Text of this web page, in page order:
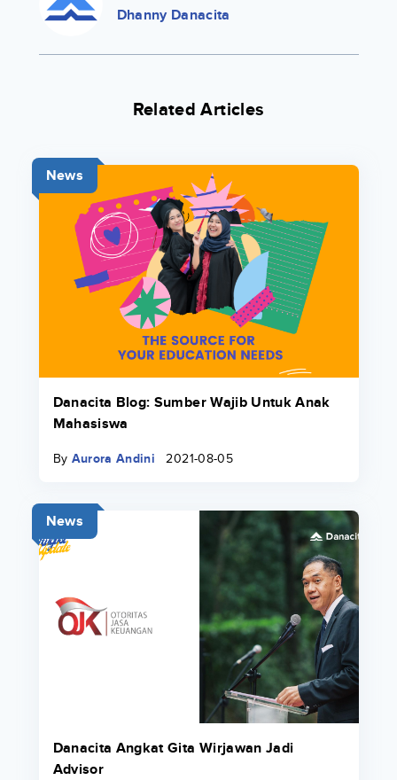
Dhanny Danacita
Related Articles
News
Danacita Blog: Sumber Wajib Untuk Anak
Mahasiswa
By Aurora Andini 2021-08-05
News
Danacita Angkat Gita Wirjawan Jadi
Advisor